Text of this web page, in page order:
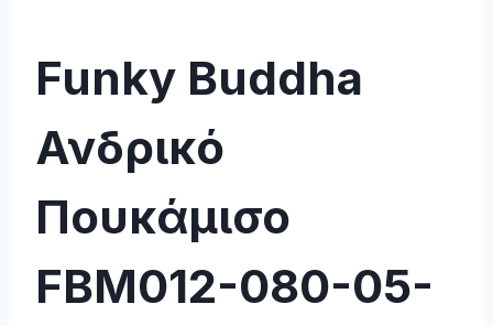
Funky Buddha
Ανδρικό
Πουκάμισο
FBM012-080-05-